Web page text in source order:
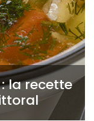
la recette